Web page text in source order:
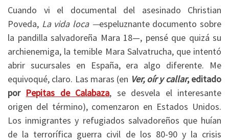
Cuando vi el documental del asesinado Christian
Poveda, La vida loca —espeluznante documento sobre
la pandilla salvadoreña Mara 18—, pensé que quizá su
archienemiga, la temible Mara Salvatrucha, que intentó
abrir sucursales en España, era algo diferente. Me
equivoqué, claro. Las maras (en Ver, oír y callar, editado
por Pepitas de Calabaza, se desvela el interesante
origen del término), comenzaron en Estados Unidos.
Los inmigrantes y refugiados salvadoreños que huían
de la terrorífica guerra civil de los 80-90 y la crisis